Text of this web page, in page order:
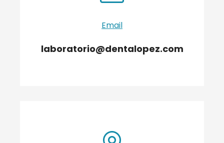
Email
laboratorio@dentalopez.com